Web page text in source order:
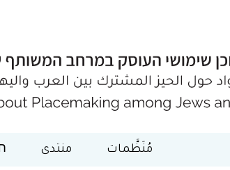
مُنَظَّمات منتدى